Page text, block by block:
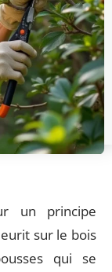
un principe
sur le bois
qui se